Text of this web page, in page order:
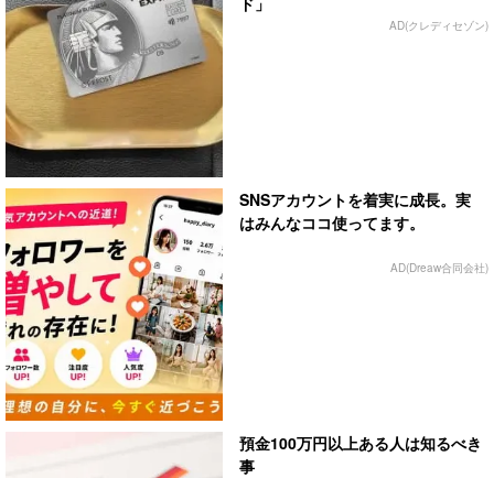
AD(クレディセゾン)
SNSアカウントを着実に成長。実
はみんなココ使ってます。
AD(Dreaw合同会社)
預金100万円以上ある人は知るべき
事